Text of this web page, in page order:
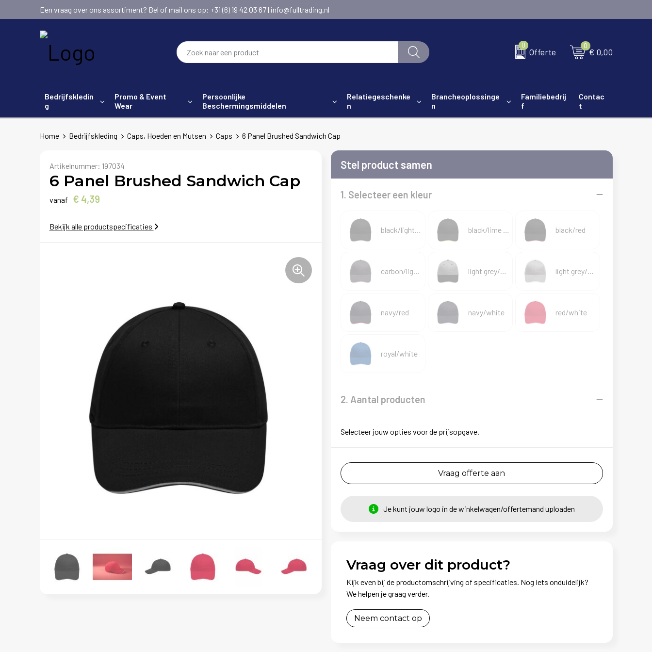
Een vraag over ons assortiment? Bel of mail ons op: +31 (6) 19 42 03 67 | info@fulltrading.nl
0
Offerte
0
€ 0,00
Bedrijfskledin
g
Promo & Event
Wear
Persoonlijke
Beschermingsmiddelen
Relatiegeschenke
n
Brancheoplossinge
n
Familiebedrij
f
Contac
t
Home Bedrijfskleding Caps, Hoeden en Mutsen Caps 6 Panel Brushed Sandwich Cap
Artikelnummer: 197034
6 Panel Brushed Sandwich Cap
vanaf € 4,39
Bekijk alle productspecificaties
Stel product samen
1. Selecteer een kleur
black/light grey black/lime green black/red
carbon/light grey light grey/black/light grey light grey/white
navy/red navy/white red/white
royal/white
2. Aantal producten
Selecteer jouw opties voor de prijsopgave.
Vraag offerte aan
Je kunt jouw logo in de winkelwagen/offertemand uploaden
Vraag over dit product?
Kijk even bij de productomschrijving of specificaties. Nog iets onduidelijk?
We helpen je graag verder.
Neem contact op